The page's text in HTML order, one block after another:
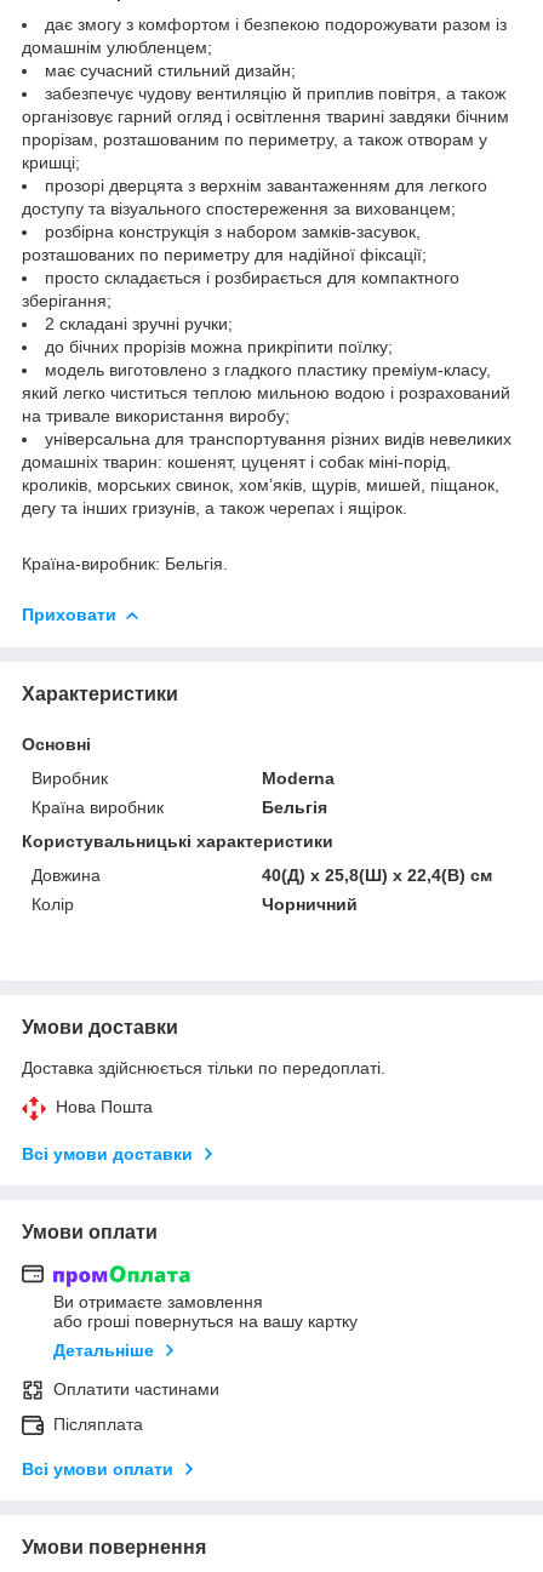
дає змогу з комфортом і безпекою подорожувати разом із
домашнім улюбленцем;
має сучасний стильний дизайн;
забезпечує чудову вентиляцію й приплив повітря, а також
організовує гарний огляд і освітлення тварині завдяки бічним
прорізам, розташованим по периметру, а також отворам у
кришці;
прозорі дверцята з верхнім завантаженням для легкого
доступу та візуального спостереження за вихованцем;
розбірна конструкція з набором замків-засувок,
розташованих по периметру для надійної фіксації;
просто складається і розбирається для компактного
зберігання;
2 складані зручні ручки;
до бічних прорізів можна прикріпити поїлку;
модель виготовлено з гладкого пластику преміум-класу,
який легко чиститься теплою мильною водою і розрахований
на тривале використання виробу;
універсальна для транспортування різних видів невеликих
домашніх тварин: кошенят, цуценят і собак міні-порід,
кроликів, морських свинок, хом’яків, щурів, мишей, піщанок,
дегу та інших гризунів, а також черепах і ящірок.
Країна-виробник: Бельгія.
Приховати
Характеристики
Основні
Виробник
Moderna
Країна виробник
Бельгія
Користувальницькі характеристики
Довжина
40(Д) х 25,8(Ш) х 22,4(В) см
Колір
Чорничний
Умови доставки
Доставка здійснюється тільки по передоплаті.
Нова Пошта
Всі умови доставки
Умови оплати
Ви отримаєте замовлення
або гроші повернуться на вашу картку
Детальніше
Оплатити частинами
Післяплата
Всі умови оплати
Умови повернення